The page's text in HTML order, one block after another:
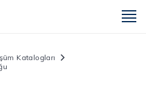
Katalogları